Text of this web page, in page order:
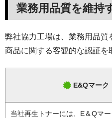
業務用品質を維持
弊社協力工場は、業務用品
商品に関する客観的な認証を
E&Qマーク
当社再生トナーには、E＆Qマ